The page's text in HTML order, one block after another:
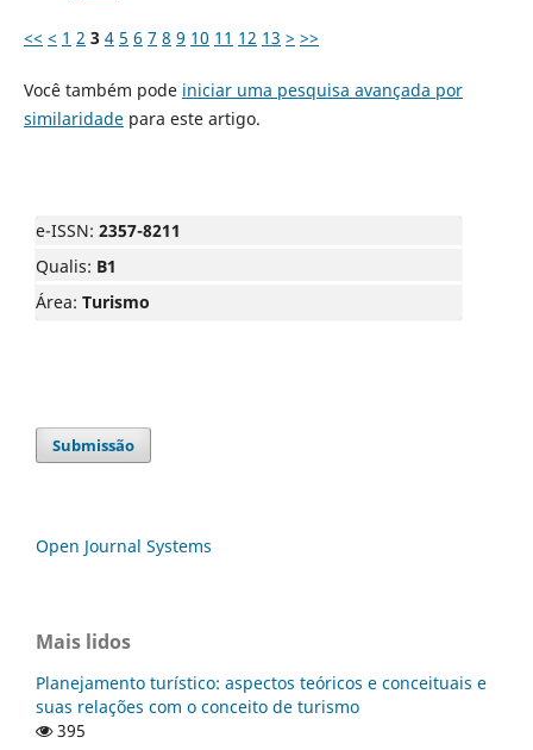
<< < 1 2 3 4 5 6 7 8 9 10 11 12 13 > >>
Você também pode iniciar uma pesquisa avançada por
similaridadepara este artigo.
e-ISSN: 2357-8211
Qualis: B1
Área: Turismo
Submissão
Open Journal Systems
Mais lidos
Planejamento turístico: aspectos teóricos e conceituais e
suas relações com o conceito de turismo
395